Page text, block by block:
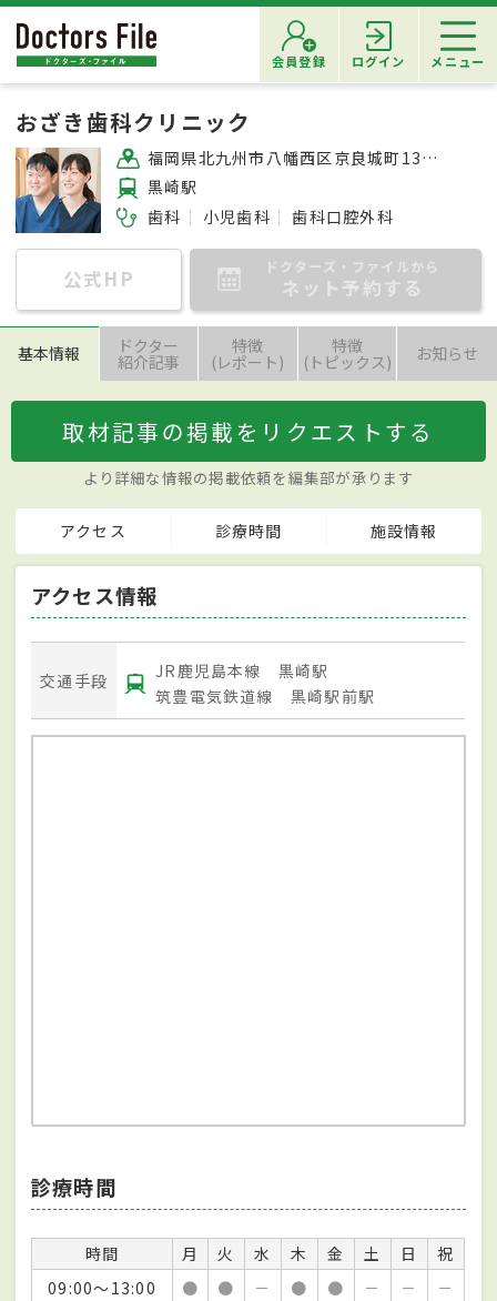
会員登録 ログイン メニュー
おざき歯科クリニック
福岡県北九州市八幡西区京良城町13-22
黒崎駅
歯科
小児歯科 歯科口腔外科
公式HP ドクターズ・ファイルから
ネット予約する
基本情報 ドクター
紹介記事
特徴
(レポート)
特徴
(トピックス) お知らせ
取材記事の掲載をリクエストする
より詳細な情報の掲載依頼を編集部が承ります
アクセス 診療時間 施設情報
アクセス情報
交通手段
JR鹿児島本線 黒崎駅
筑豊電気鉄道線 黒崎駅前駅
診療時間
時間 月 火 水 木 金 土 日
祝
09:00～13:00
● ● － ● ● － －
－